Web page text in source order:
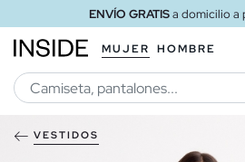
ENVÍO GRATISa domicilio a
MUJER HOMBRE
VESTIDOS